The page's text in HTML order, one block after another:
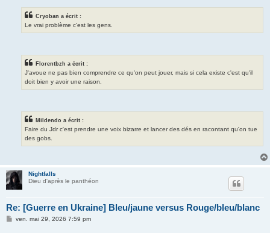
Cryoban a écrit :
Le vrai problème c'est les gens.
Florentbzh a écrit :
J'avoue ne pas bien comprendre ce qu'on peut jouer, mais si cela existe c'est qu'il
doit bien y avoir une raison.
Mildendo a écrit :
Faire du Jdr c'est prendre une voix bizarre et lancer des dés en racontant qu'on tue
des gobs.
Nightfalls
Dieu d'après le panthéon
Re: [Guerre en Ukraine] Bleu/jaune versus Rouge/bleu/blanc
Mven. mai 29, 2026 7:59 pm